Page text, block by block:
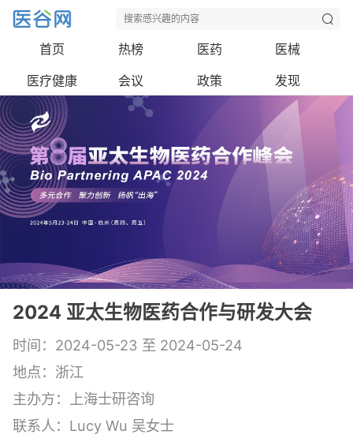
首页 热榜 医药
医械
医疗健康
会议 政策 发现
2024 亚太生物医药合作与研发大会
时间：2024-05-23 至 2024-05-24
地点：浙江
主办方：上海士研咨询
联系人：Lucy Wu 吴女士